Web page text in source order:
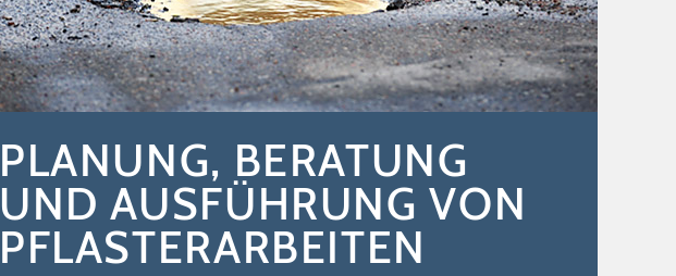
PLANUNG, BERATUNG
UND AUSFÜHRUNG VON
PFLASTERARBEITEN